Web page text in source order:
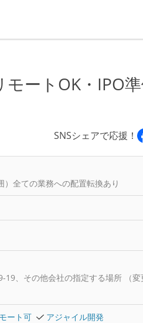
モートOK・IPO
SNSシェアで応援！
）全ての業務への配置転換あり
19、その他会社の指定する場所 （変
ート可
アジャイル開発